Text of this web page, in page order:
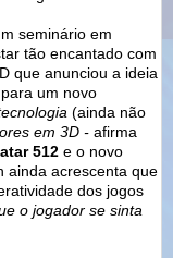
seminário em
tão encantado com
que anunciou a ideia
para um novo
(ainda não
em 3D - afirma
512 e o novo
ainda acrescenta que
dos jogos
o jogador se sinta